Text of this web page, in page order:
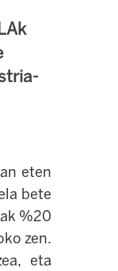
eten
bete
%20
zen.
eta